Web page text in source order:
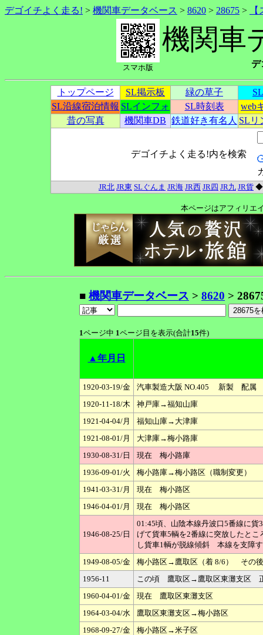
デゴイチよく走る! > 機関車データベース > 8620 > 28675 >
スマホ版
機関車
デ
トップページ SL掲示板 緑の草子
SL沿線宿泊情報 SLインフォ SL時刻表
web
昔の写真
機関車DB 鉄道好き有名人 SLリ
デゴイチよく走る!内を検索
JR北 JR東 SLぐんま JR海 JR西 JR四 JR九 JR貨
本ページはアフィリエ
■ 機関車データベース > 8620 >
1ページ中 1ページ目を表示(合計15件)
▲年月日
1920-03-19/金
汽車製造大阪 NO.405 新製 配
1920-11-18/木
神戸庫→福知山庫
1921-04-04/月
福知山庫→大津庫
1921-08-01/月
大津庫→梅小路庫
1930-08-31/日
現在 梅小路庫
1936-09-01/火
梅小路庫→梅小路区（職制変更）
1941-03-31/月
現在 梅小路区
1946-04-01/月
現在 梅小路区
1946-08-25/日
01:45頃、山陰本線丹波口5番線に
げて貨車5輌を2番線に突放したと
し貨車1輌が脱線傾斜 本線を支障
1949-08-05/金
梅小路区→鷹取区（着 8/6） その
1956-11
この頃 鷹取区→鷹取区東灘支区
1960-04-01/金
現在 鷹取区東灘支区
1964-03-04/水
鷹取区東灘支区→梅小路区
1968-09-27/金
梅小路区→米子区